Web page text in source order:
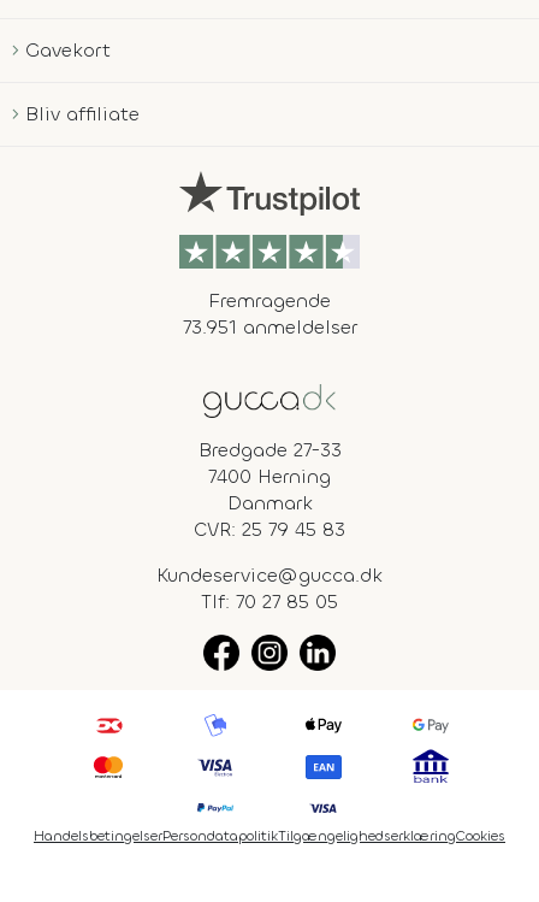
Gavekort
Bliv affiliate
Fremragende
73.951 anmeldelser
Bredgade 27-33
7400 Herning
Danmark
CVR: 25 79 45 83
Kundeservice@gucca.dk
Tlf: 70 27 85 05
HandelsbetingelserPersondatapolitikTilgængelighedserklæringCookies